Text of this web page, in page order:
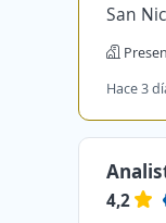
San
Hace 3
4,2